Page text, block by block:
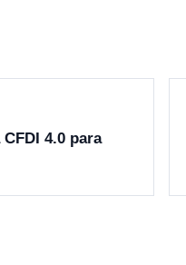
4.0 para